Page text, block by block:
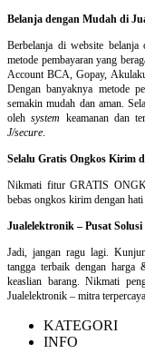
Belanja dengan Mudah di
Berbelanja diwebsite belanja
metode pembayaran yang
Account BCA, Gopay,
Dengan banyaknya metode
semakin mudah dan aman.
olehsystem keamanan dan
J/secure
Selalu Gratis Ongkos Kirim
Nikmati fitur GRATIS
bebas ongkos kirim dengan
Jualelektronik – Pusat
Jadi, jangan ragu lagi.
tangga terbaik dengan
keaslian barang. Nikmati
Jualelektronik – mitra
KATEGORI
INFO